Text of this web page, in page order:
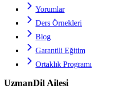
Yorumlar
Ders Örnekleri
Blog
Garantili Eğitim
Ortaklık Programı
UzmanDil Ailesi